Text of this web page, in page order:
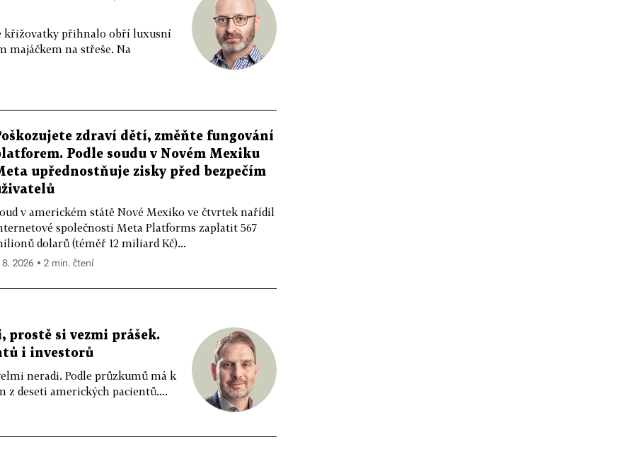
křižovatky přihnalo obří luxusní
majáčkem na střeše. Na
zdraví dětí, změňte fungování
Podle soudu v Novém Mexiku
upřednostňuje zisky před bezpečím
v americkém státě Nové Mexiko ve čtvrtek nařídil
společnosti Meta Platforms zaplatit 567
dolarů (téměř 12 miliard Kč)...
8. 2026 ▪ 2 min. čtení
prostě si vezmi prášek.
i investorů
neradi. Podle průzkumů má k
z deseti amerických pacientů....